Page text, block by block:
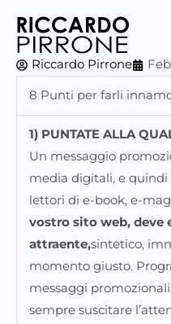
contenuto
Riccardo Pirrone
8 Punti per farli
1) PUNTATE ALLA
Un messaggio
media digitali, e
lettori di e-book, e-
vostro sito web, deve
attraente,sintetico,
momento giusto.
messaggi
sempre suscitare